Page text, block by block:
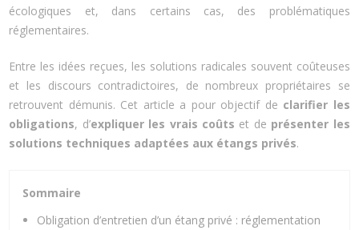
écologiques et, dans certains cas, des problématiques
réglementaires.
Entre les idées reçues, les solutions radicales souvent coûteuses
et les discours contradictoires, de nombreux propriétaires se
retrouvent démunis. Cet article a pour objectif de clarifier les
obligations, d’expliquer les vrais coûts et de présenter les
solutions techniques adaptées aux étangs privés.
Sommaire
Obligation d’entretien d’un étang privé : réglementation